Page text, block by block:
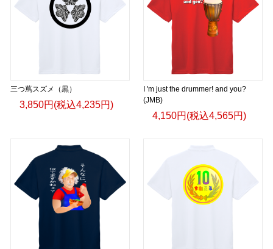
三つ蔦スズメ（黒）
3,850円(税込4,235円)
I 'm just the drummer! and you?
(JMB)
4,150円(税込4,565円)